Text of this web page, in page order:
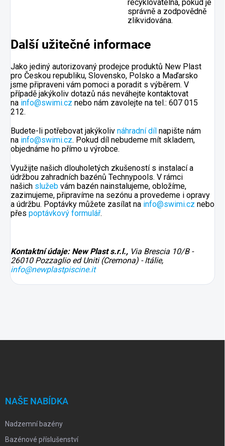
recyklovatelná, pokud je
správně a zodpovědně
zlikvidována.
Další užitečné informace
Jako jediný autorizovaný prodejce produktů New Plast
pro Českou republiku, Slovensko, Polsko a Maďarsko
jsme připraveni vám pomoci a poradit s výběrem. V
případě jakýkoliv dotazů nás neváhejte kontaktovat
na info@swimi.cz nebo nám zavolejte na tel.: 607 015
212.
Budete-li potřebovat jakýkoliv náhradní díl napište nám
na info@swimi.cz. Pokud díl nebudeme mít skladem,
objednáme ho přímo u výrobce.
Využijte našich dlouholetých zkušeností s instalací a
údržbou zahradních bazénů Technypools. V rámci
našich služeb vám bazén nainstalujeme, obložíme,
zazimujeme, připravíme na sezónu a provedeme i opravy
a údržbu. Poptávky můžete zasílat na info@swimi.cz nebo
přes poptávkový formulář.
Kontaktní údaje: New Plast s.r.l., Via Brescia 10/B -
26010 Pozzaglio ed Uniti (Cremona) - Itálie,
info@newplastpiscine.it
NAŠE NABÍDKA
Nadzemní bazény
Bazénové příslušenství